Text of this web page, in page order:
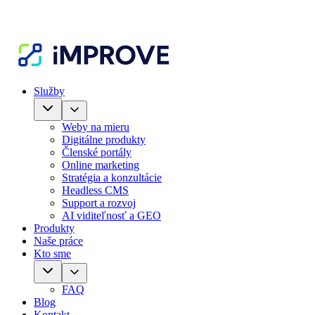
Služby
Weby na mieru
Digitálne produkty
Členské portály
Online marketing
Stratégia a konzultácie
Headless CMS
Support a rozvoj
AI viditeľnosť a GEO
Produkty
Naše práce
Kto sme
FAQ
Blog